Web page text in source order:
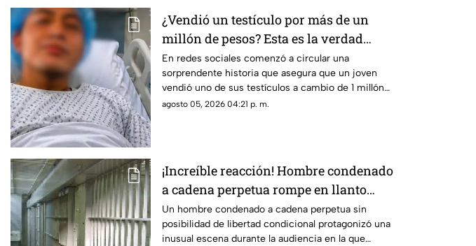
¿Vendió un testículo por más de un
millón de pesos? Esta es la verdad
detrás de la historia que se hizo viral
En redes sociales comenzó a circular una
sorprendente historia que asegura que un joven
vendió uno de sus testículos a cambio de 1 millón
400 mil pesos, una publicación que rápidamente
agosto 05, 2026 04:21 p. m.
¡Increíble reacción! Hombre condenado
a cadena perpetua rompe en llanto
porque nunca podrá jugar GTA VI
Un hombre condenado a cadena perpetua sin
posibilidad de libertad condicional protagonizó una
inusual escena durante la audiencia en la que